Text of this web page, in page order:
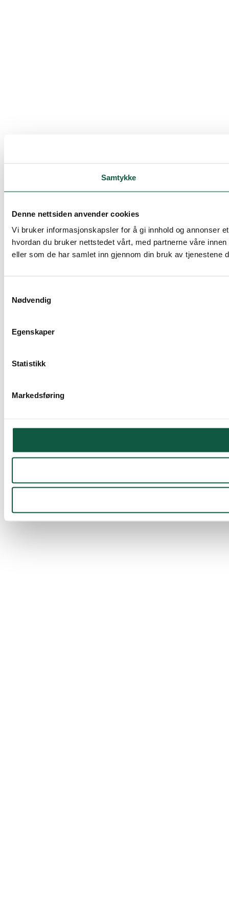
Samtykke
Denne nettsiden anvender cookies
Vi bruker informasjonskapsler for å gi innhold og annonser
hvordan du bruker nettstedet vårt, med partnerne våre
eller som de har samlet inn gjennom din bruk av tjenestene
Nødvendig
Egenskaper
Statistikk
Markedsføring